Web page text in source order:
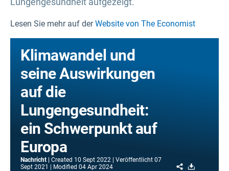
Lesen Sie mehr auf derWebsite von The Economist
Klimawandel und
seine Auswirkungen
auf die
Lungengesundheit:
ein Schwerpunkt auf
Europa
Nachricht Created 10 Sept 2022 Veröffentlicht 07
Sept 2021
Modified 04 Apr 2024 Share